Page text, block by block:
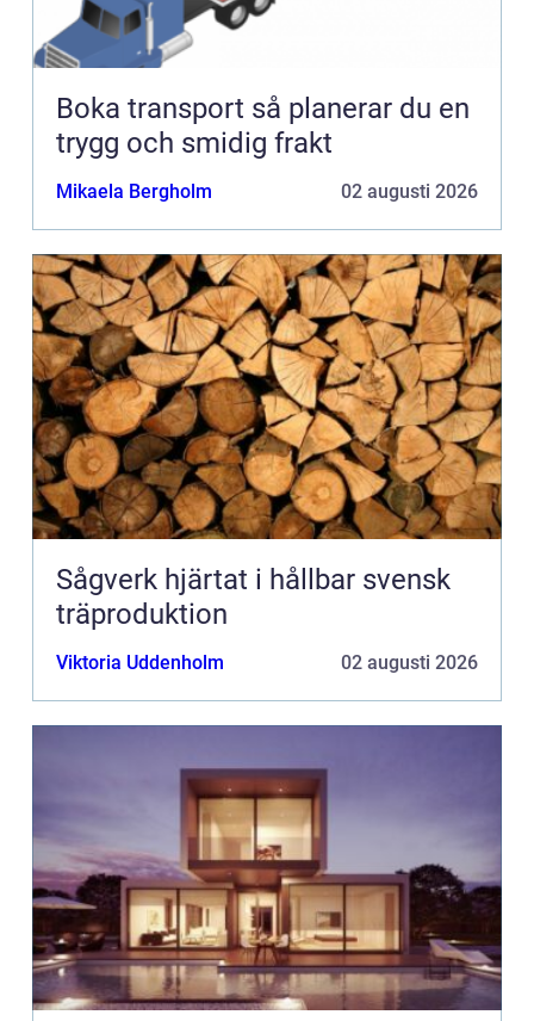
Boka transport så planerar du en
trygg och smidig frakt
Mikaela Bergholm 02 augusti 2026
Sågverk hjärtat i hållbar svensk
träproduktion
Viktoria Uddenholm 02 augusti 2026